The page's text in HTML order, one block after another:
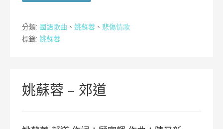
分類: 國語歌曲 、 姚蘇蓉 、 悲傷情歌
標籤: 姚蘇蓉
姚蘇蓉 – 郊道